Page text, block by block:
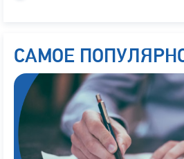
САМОЕ